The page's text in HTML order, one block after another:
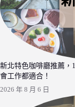
新北特色咖啡廳推薦，
會工作都適合！
2026 年 8 月 6 日